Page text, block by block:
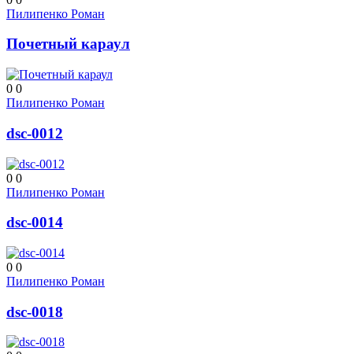
Пилипенко Роман
Почетный караул
0 0
Пилипенко Роман
dsc-0012
0 0
Пилипенко Роман
dsc-0014
0 0
Пилипенко Роман
dsc-0018